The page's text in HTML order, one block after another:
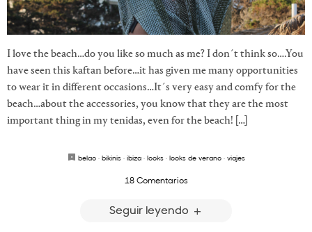
I love the beach…do you like so much as me? I don´t think so….You
have seen this kaftan before…it has given me many opportunities
to wear it in different occasions…It´s very easy and comfy for the
beach…about the accessories, you know that they are the most
important thing in my tenidas, even for the beach! […]
belao· bikinis· ibiza· looks· looks de verano· viajes
18 Comentarios
Seguir leyendo